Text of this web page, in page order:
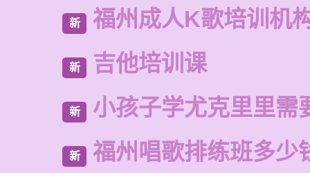
新 福州成人K歌培训机
新 吉他培训课
新 小孩子学尤克里里需
新 福州唱歌排练班多少